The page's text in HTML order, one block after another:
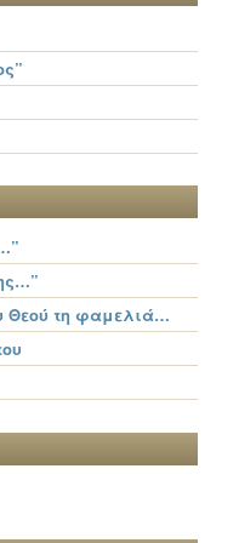
Θεού τη φαμελιά…